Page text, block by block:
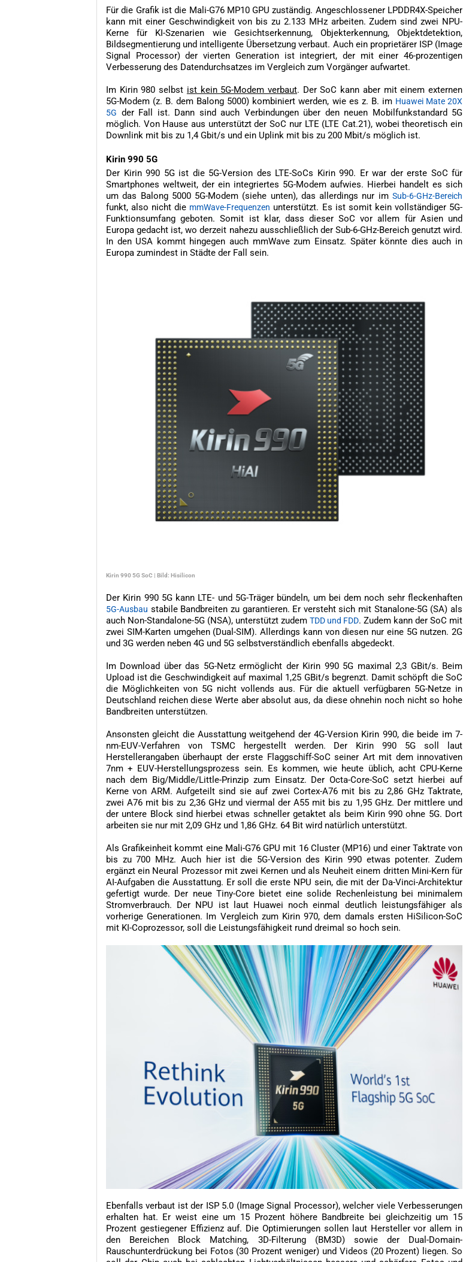
Für die Grafik ist die Mali-G76 MP10 GPU zuständig. Angeschlossener LPDDR4X-Speicher
kann mit einer Geschwindigkeit von bis zu 2.133 MHz arbeiten. Zudem sind zwei NPU-
Kerne für KI-Szenarien wie Gesichtserkennung, Objekterkennung, Objektdetektion,
Bildsegmentierung und intelligente Übersetzung verbaut. Auch ein proprietärer ISP (Image
Signal Processor) der vierten Generation ist integriert, der mit einer 46-prozentigen
Verbesserung des Datendurchsatzes im Vergleich zum Vorgänger aufwartet.
Im Kirin 980 selbst ist kein 5G-Modem verbaut. Der SoC kann aber mit einem externen
5G-Modem (z. B. dem Balong 5000) kombiniert werden, wie es z. B. im Huawei Mate 20X
5G der Fall ist. Dann sind auch Verbindungen über den neuen Mobilfunkstandard 5G
möglich. Von Hause aus unterstützt der SoC nur LTE (LTE Cat.21), wobei theoretisch ein
Downlink mit bis zu 1,4 Gbit/s und ein Uplink mit bis zu 200 Mbit/s möglich ist.
Kirin 990 5G
Der Kirin 990 5G ist die 5G-Version des LTE-SoCs Kirin 990. Er war der erste SoC für
Smartphones weltweit, der ein integriertes 5G-Modem aufwies. Hierbei handelt es sich
um das Balong 5000 5G-Modem (siehe unten), das allerdings nur im Sub-6-GHz-Bereich
funkt, also nicht die mmWave-Frequenzen unterstützt. Es ist somit kein vollständiger 5G-
Funktionsumfang geboten. Somit ist klar, dass dieser SoC vor allem für Asien und
Europa gedacht ist, wo derzeit nahezu ausschließlich der Sub-6-GHz-Bereich genutzt wird.
In den USA kommt hingegen auch mmWave zum Einsatz. Später könnte dies auch in
Europa zumindest in Städte der Fall sein.
Kirin 990 5G SoC | Bild: Hisilicon
Der Kirin 990 5G kann LTE- und 5G-Träger bündeln, um bei dem noch sehr fleckenhaften
5G-Ausbau stabile Bandbreiten zu garantieren. Er versteht sich mit Stanalone-5G (SA) als
auch Non-Standalone-5G (NSA), unterstützt zudem TDD und FDD. Zudem kann der SoC mit
zwei SIM-Karten umgehen (Dual-SIM). Allerdings kann von diesen nur eine 5G nutzen. 2G
und 3G werden neben 4G und 5G selbstverständlich ebenfalls abgedeckt.
Im Download über das 5G-Netz ermöglicht der Kirin 990 5G maximal 2,3 GBit/s. Beim
Upload ist die Geschwindigkeit auf maximal 1,25 GBit/s begrenzt. Damit schöpft die SoC
die Möglichkeiten von 5G nicht vollends aus. Für die aktuell verfügbaren 5G-Netze in
Deutschland reichen diese Werte aber absolut aus, da diese ohnehin noch nicht so hohe
Bandbreiten unterstützen.
Ansonsten gleicht die Ausstattung weitgehend der 4G-Version Kirin 990, die beide im 7-
nm-EUV-Verfahren von TSMC hergestellt werden. Der Kirin 990 5G soll laut
Herstellerangaben überhaupt der erste Flaggschiff-SoC seiner Art mit dem innovativen
7nm + EUV-Herstellungsprozess sein. Es kommen, wie heute üblich, acht CPU-Kerne
nach dem Big/Middle/Little-Prinzip zum Einsatz. Der Octa-Core-SoC setzt hierbei auf
Kerne von ARM. Aufgeteilt sind sie auf zwei Cortex-A76 mit bis zu 2,86 GHz Taktrate,
zwei A76 mit bis zu 2,36 GHz und viermal der A55 mit bis zu 1,95 GHz. Der mittlere und
der untere Block sind hierbei etwas schneller getaktet als beim Kirin 990 ohne 5G. Dort
arbeiten sie nur mit 2,09 GHz und 1,86 GHz. 64 Bit wird natürlich unterstützt.
Als Grafikeinheit kommt eine Mali-G76 GPU mit 16 Cluster (MP16) und einer Taktrate von
bis zu 700 MHz. Auch hier ist die 5G-Version des Kirin 990 etwas potenter. Zudem
ergänzt ein Neural Prozessor mit zwei Kernen und als Neuheit einem dritten Mini-Kern für
AI-Aufgaben die Ausstattung. Er soll die erste NPU sein, die mit der Da-Vinci-Architektur
gefertigt wurde. Der neue Tiny-Core bietet eine solide Rechenleistung bei minimalem
Stromverbrauch. Der NPU ist laut Huawei noch einmal deutlich leistungsfähiger als
vorherige Generationen. Im Vergleich zum Kirin 970, dem damals ersten HiSilicon-SoC
mit KI-Coprozessor, soll die Leistungsfähigkeit rund dreimal so hoch sein.
Ebenfalls verbaut ist der ISP 5.0 (Image Signal Processor), welcher viele Verbesserungen
erhalten hat. Er weist eine um 15 Prozent höhere Bandbreite bei gleichzeitig um 15
Prozent gestiegener Effizienz auf. Die Optimierungen sollen laut Hersteller vor allem in
den Bereichen Block Matching, 3D-Filterung (BM3D) sowie der Dual-Domain-
Rauschunterdrückung bei Fotos (30 Prozent weniger) und Videos (20 Prozent) liegen. So